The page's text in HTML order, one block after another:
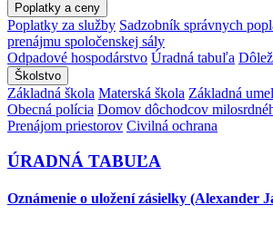
Poplatky a ceny
Poplatky za služby Sadzobník správnych
prenájmu spoločenskej sály
Odpadové hospodárstvo Úradná tabuľa
Školstvo
Základná škola Materská škola Základná
Obecná polícia Domov dôchodcov
Prenájom priestorov Civilná ochrana
ÚRADNÁ TABUĽA
Oznámenie o uložení zásielky (Alexander